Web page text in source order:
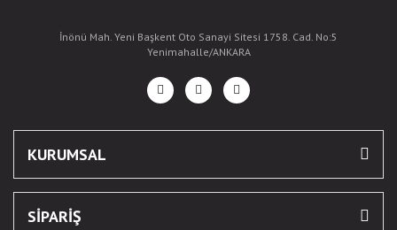
İnönü Mah. Yeni Başkent Oto Sanayi Sitesi 1758. Cad. No:5
Yenimahalle/ANKARA
KURUMSAL
SİPARİŞ